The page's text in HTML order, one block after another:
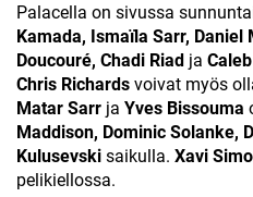
Palacella on sivussa
Kamada, Ismaïla Sarr, Daniel
Doucouré, Chadi Riad ja
Chris Richards voivat myös
Matar Sarr ja Yves Bissouma
Maddison, Dominic Solanke,
Kulusevski saikulla. Xavi
pelikiellossa.